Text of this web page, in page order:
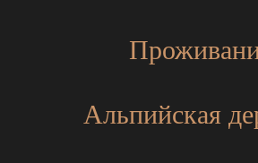
Альпийская